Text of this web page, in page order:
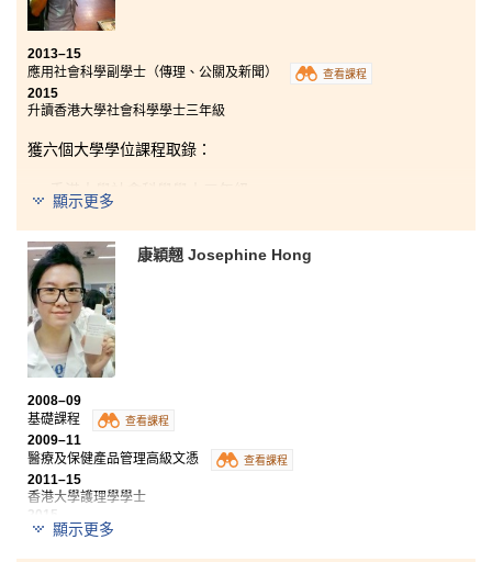
2013–15
應用社會科學副學士（傳理、公關及新聞）
查看課程
2015
升讀香港大學社會科學學士三年級
獲六個大學學位課程取錄：
香港大學社會科學學士三年級
香港城市大學翻譯及傳譯榮譽文學士三年級
香港城市大學公共政策、管理與政治榮譽社會科學學士三
年級
香港城市大學媒體與傳播榮譽文學士三年級
香港教育學院全球及環境研究榮譽社會科學學士三年級
在入讀書院前，我認為修讀副學士課程是一條很艱苦的
路。然而，這兩年的路並不難走。書院設施完善，老師
及職員對工作具熱誠，讓我明白到一個良好的學習環境
可以幫助學生克服壓力和障礙。縱觀兩年，我培養了團
隊的領導能力和提升了人際溝通能力，對日後的學業和
工作更有把握。
顯示更多
康穎翹 Josephine Hong
2008–09
基礎課程
查看課程
2009–11
醫療及保健產品管理高級文憑
查看課程
2011–15
香港大學護理學學士
2015
現職註冊護士
顯示更多